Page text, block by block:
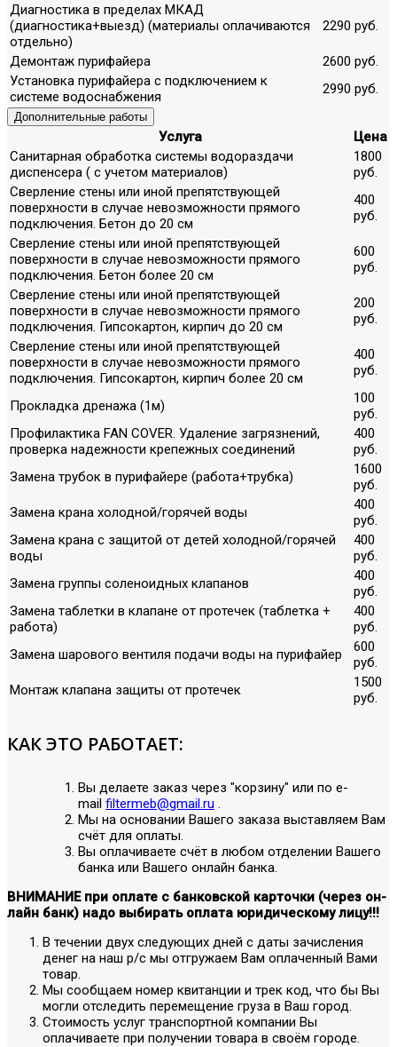
Диагностика в пределах МКАД
(диагностика+выезд) (материалы оплачиваются
отдельно)
2290 руб.
Демонтаж пурифайера
2600 руб.
Установка пурифайера с подключением к
системе водоснабжения
2990 руб.
Дополнительные работы
Услуга
Цена
Санитарная обработка системы водораздачи
диспенсера ( с учетом материалов)
1800
руб.
Сверление стены или иной препятствующей
поверхности в случае невозможности прямого
подключения. Бетон до 20 см
400
руб.
Сверление стены или иной препятствующей
поверхности в случае невозможности прямого
подключения. Бетон более 20 см
600
руб.
Сверление стены или иной препятствующей
поверхности в случае невозможности прямого
подключения. Гипсокартон, кирпич до 20 см
200
руб.
Сверление стены или иной препятствующей
поверхности в случае невозможности прямого
подключения. Гипсокартон, кирпич более 20 см
400
руб.
Прокладка дренажа (1м)
100
руб.
Профилактика FAN COVER. Удаление загрязнений,
проверка надежности крепежных соединений
400
руб.
Замена трубок в пурифайере (работа+трубка)
1600
руб.
Замена крана холодной/горячей воды
400
руб.
Замена крана с защитой от детей холодной/горячей
воды
400
руб.
Замена группы соленоидных клапанов
400
руб.
Замена таблетки в клапане от протечек (таблетка +
работа)
400
руб.
Замена шарового вентиля подачи воды на пурифайер
600
руб.
Монтаж клапана защиты от протечек
1500
руб.
КАК ЭТО РАБОТАЕТ:
Вы делаете заказ через "корзину" или по е-
mail filtermeb@gmail.ru .
Мы на основании Вашего заказа выставляем Вам
счёт для оплаты.
Вы оплачиваете счёт в любом отделении Вашего
банка или Вашего онлайн банка.
ВНИМАНИЕ при оплате с банковской карточки (через он-
лайн банк) надо выбирать оплата юридическому лицу!!!
В течении двух следующих дней с даты зачисления
денег на наш р/с мы отгружаем Вам оплаченный Вами
товар.
Мы сообщаем номер квитанции и трек код, что бы Вы
могли отследить перемещение груза в Ваш город.
Стоимость услуг транспортной компании Вы
оплачиваете при получении товара в своём городе.